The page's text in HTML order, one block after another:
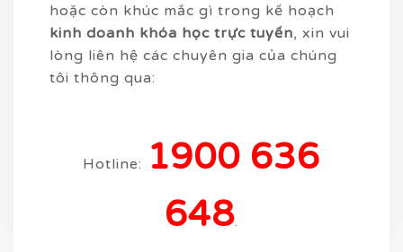
hoặc còn khúc mắc gì trong kế hoạch
kinh doanh khóa học trực tuyến, xin vui
lòng liên hệ các chuyên gia của chúng
tôi thông qua:
Hotline: 1900 636
648.